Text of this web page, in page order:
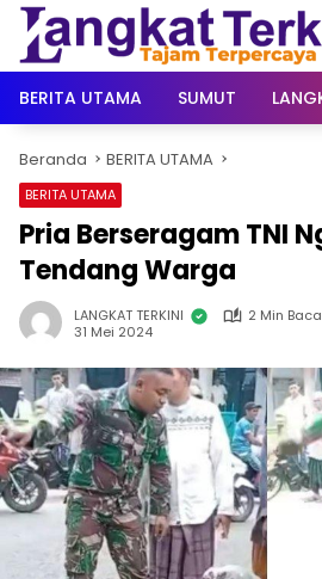
Langsung
konten
BERITA UTAMA
SUMUT
Beranda BERITA UTAMA
BERITA UTAMA
Pria Berseragam TNI
Tendang Warga
LANGKAT TERKINI
2 Min Baca
31 Mei 2024